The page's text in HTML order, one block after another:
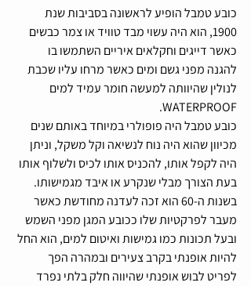
כובע טמבל הופיע לראשונה בסביבות שנת
1900, הוא היה עשוי מבד טוויד או צמר כבשים
כאשר דייגים וחקלאים איריים השתמשו בו
להגנה מפני גשם ומים כאשר מרחו עליו שכבת
לנולין שהיוותה למעשה חומר עמיד למים
WATERPROOF.
כובע טמבל היה פופולרי במיוחד באותם שנים
מכיוון שהוא היה נוח לנשיאה וקל משקל, וניתן
היה לקפל אותו, להכניס אותו לכיס ולשלוף אותו
בעת הצורך מבלי שנקרע או איבד מגמישותו.
בשנות ה-60 הוא זכה לעדנה מחודשת כאשר
מעבר לפרקטיות שלו ככובע המגן מפני השמש
ובעל תכונות כמו גמישות ואיטום למים, הוא החל
להיות אופנתי בקרב צעירים ובמהרה הפך
לפריט לבוש אופנתי שהיווה חלק בלתי נפרד